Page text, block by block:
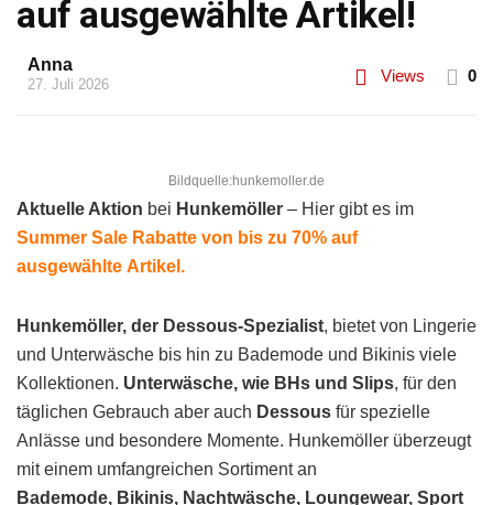
auf ausgewählte Artikel!
Anna
27. Juli 2026 Views 0
Bildquelle:hunkemoller.de
Aktuelle Aktion bei Hunkemöller – Hier gibt es im
Summer Sale Rabatte von bis zu 70% auf
ausgewählte Artikel.
Hunkemöller, der Dessous-Spezialist, bietet von Lingerie
und Unterwäsche bis hin zu Bademode und Bikinis viele
Kollektionen. Unterwäsche, wie BHs und Slips, für den
täglichen Gebrauch aber auch Dessous für spezielle
Anlässe und besondere Momente. Hunkemöller überzeugt
mit einem umfangreichen Sortiment an
Bademode, Bikinis, Nachtwäsche, Loungewear, Sport